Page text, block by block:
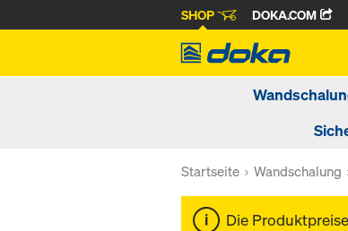
SHOP DOKA.COM
Startseite Wandschalung
Die